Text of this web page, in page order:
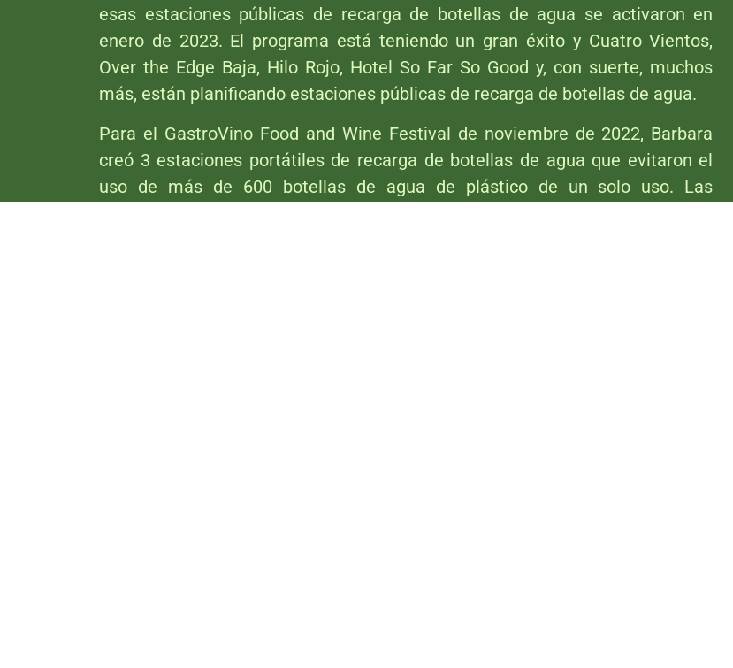
esas estaciones públicas de recarga de botellas de agua se activaron en
enero de 2023. El programa está teniendo un gran éxito y Cuatro Vientos,
Over the Edge Baja, Hilo Rojo, Hotel So Far So Good y, con suerte, muchos
más, están planificando estaciones públicas de recarga de botellas de agua.
Para el GastroVino Food and Wine Festival de noviembre de 2022, Barbara
creó 3 estaciones portátiles de recarga de botellas de agua que evitaron el
uso de más de 600 botellas de agua de plástico de un solo uso. Las